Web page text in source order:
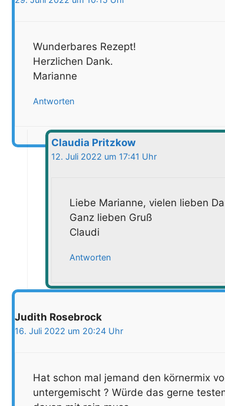
Wunderbares Rezept!
Herzlichen Dank.
Marianne
Antworten
Claudia Pritzkow
12. Juli 2022 um 17:41 Uhr
Liebe Marianne, vielen lieben
Ganz lieben Gruß
Claudi
Antworten
Judith Rosebrock
16. Juli 2022 um 20:24 Uhr
Hat schon mal jemand den körnermix
untergemischt ? Würde das gerne